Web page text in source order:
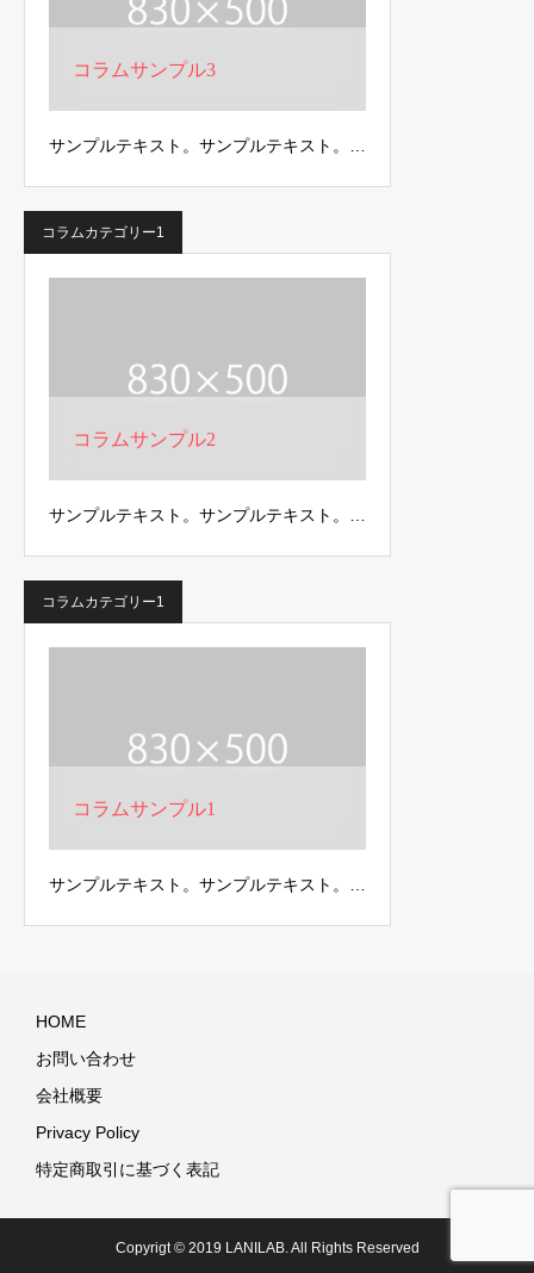
コラムサンプル3
サンプルテキスト。サンプルテキスト。…
コラムカテゴリー1
コラムサンプル2
サンプルテキスト。サンプルテキスト。…
コラムカテゴリー1
コラムサンプル1
サンプルテキスト。サンプルテキスト。…
HOME
お問い合わせ
会社概要
Privacy Policy
特定商取引に基づく表記
Copyrigt © 2019 LANILAB. All Rights Reserved